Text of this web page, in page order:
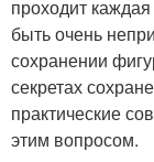
проходит
быть очень
сохранении
секретах
практические
этим вопросом.